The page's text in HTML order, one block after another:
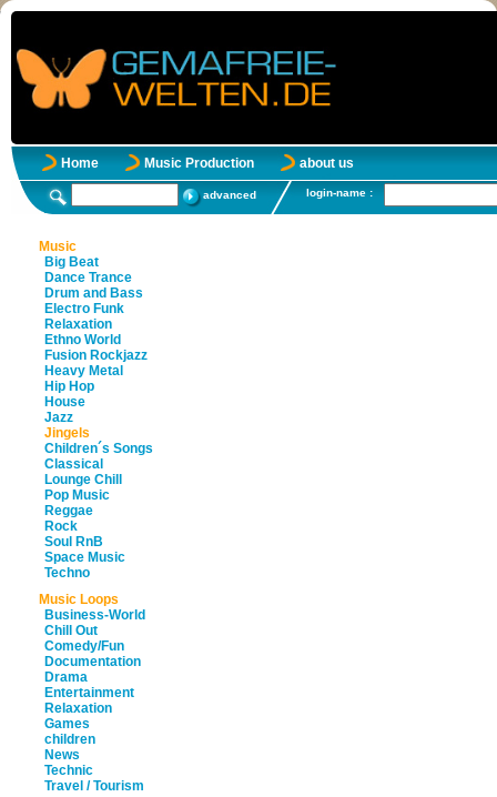
Home Music Production about us
advanced login-name :
Music
Big Beat
Dance Trance
Drum and Bass
Electro Funk
Relaxation
Ethno World
Fusion Rockjazz
Heavy Metal
Hip Hop
House
Jazz
Jingels
Children´s Songs
Classical
Lounge Chill
Pop Music
Reggae
Rock
Soul RnB
Space Music
Techno
Music Loops
Business-World
Chill Out
Comedy/Fun
Documentation
Drama
Entertainment
Relaxation
Games
children
News
Technic
Travel / Tourism